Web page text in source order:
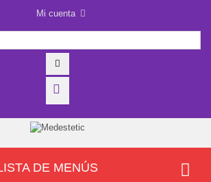
Mi cuenta
DE MENÚS